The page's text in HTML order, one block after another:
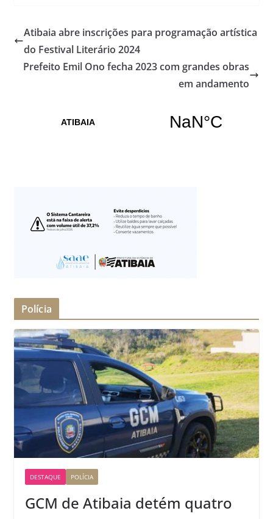
Atibaia abre inscrições para programação artística
do Festival Literário 2024
Prefeito Emil Ono fecha 2023 com grandes obras
em andamento
Polícia
DESTAQUE POLÍCIA
GCM de Atibaia detém quatro